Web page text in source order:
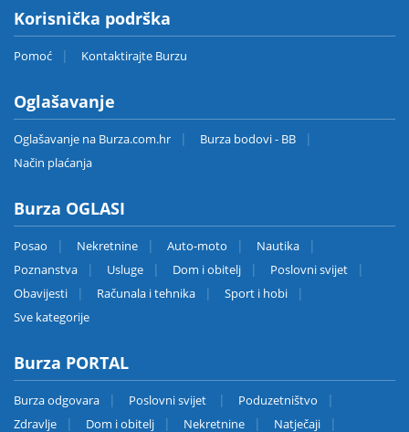
Korisnička podrška
Pomoć Kontaktirajte Burzu
Oglašavanje
Oglašavanje na Burza.com.hr
Burza bodovi - BB
Način plaćanja
Burza OGLASI
Posao Nekretnine Auto-moto
Nautika
Poznanstva
Usluge Dom i obitelj
Poslovni svijet
Obavijesti
Računala i tehnika
Sport i hobi
Sve kategorije
Burza PORTAL
Burza odgovara Poslovni svijet
Poduzetništvo
Zdravlje
Dom i obitelj Nekretnine Natječaji